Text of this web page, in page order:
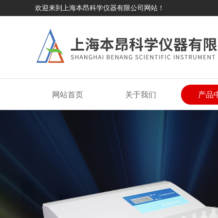
欢迎来到上海本昂科学仪器有限公司网站！
网站首页 关于我们 产品